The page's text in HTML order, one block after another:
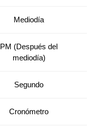
Mediodía
PM (Después del
mediodía)
Segundo
Cronómetro